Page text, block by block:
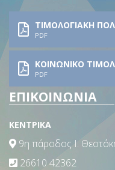
ΤΙΜΟΛΟΓΙΑΚΗ
PDF
ΚΟΙΝΩΝΙΚΟ
PDF
ΕΠΙΚΟΙΝΩΝΙΑ
ΚΕΝΤΡΙΚΑ
9η πάροδος Ι.
26610 42362